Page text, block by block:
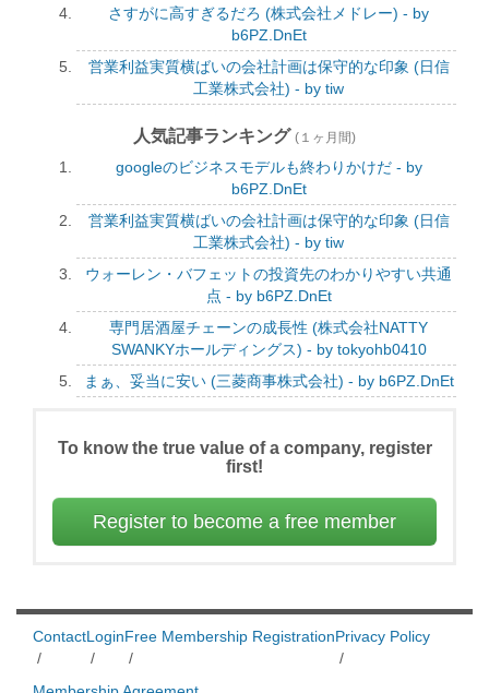
さすがに高すぎるだろ (株式会社メドレー) - by
b6PZ.DnEt
営業利益実質横ばいの会社計画は保守的な印象 (日信
工業株式会社) - by tiw
人気記事ランキング (１ヶ月間)
googleのビジネスモデルも終わりかけだ - by
b6PZ.DnEt
営業利益実質横ばいの会社計画は保守的な印象 (日信
工業株式会社) - by tiw
ウォーレン・バフェットの投資先のわかりやすい共通
点 - by b6PZ.DnEt
専門居酒屋チェーンの成長性 (株式会社NATTY
SWANKYホールディングス) - by tokyohb0410
まぁ、妥当に安い (三菱商事株式会社) - by b6PZ.DnEt
To know the true value of a company, register
first!
Register to become a free member
Contact
/
Login
/
Free Membership Registration
/
Privacy Policy
/